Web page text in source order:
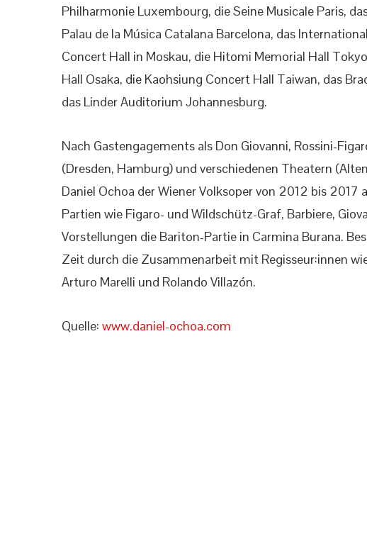
Philharmonie Luxembourg, die Seine Musicale Paris,
Palau de la Música Catalana Barcelona, das
Concert Hall in Moskau, die Hitomi Memorial Hall
Hall Osaka, die Kaohsiung Concert Hall Taiwan, das
das Linder Auditorium Johannesburg.
Nach Gastengagements als Don Giovanni, Rossini-
(Dresden, Hamburg) und verschiedenen Theatern
Daniel Ochoa der Wiener Volksoper von 2012 bis
Partien wie Figaro- und Wildschütz-Graf, Barbiere,
Vorstellungen die Bariton-Partie in Carmina Burana.
Zeit durch die Zusammenarbeit mit Regisseur:innen
Arturo Marelli und Rolando Villazón.
Quelle: www.daniel-ochoa.com